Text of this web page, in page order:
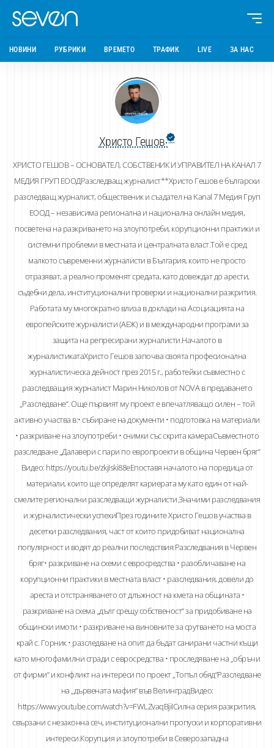
НОВИНИ РУБРИКИ ВРЕМЕТО ТРАФИК LIVE ЗА НАС
Христо Гешов
ХРИСТО ГЕШОВ – ОСНОВАТЕЛ, СОБСТВЕНИК И УПРАВИТЕЛ НА КАНАЛ 7
МЕДИЯ ГРУП ЕООДРазследващ журналист**Христо Гешов е български
разследващ журналист, общественик и създател на Kanal 7 Медия Груп
ЕООД – независима регионална и национална онлайн медия,
посветена на разкриването на злоупотреби, корупционни практики и
системни проблеми в местната и централната власт.Той е сред
малкото съвременни журналисти в България, които не просто
отразяват, а реално променят средата, като довеждат до арести,
съдебни дела, институционални проверки и национални разкрития.
Работата му многократно влиза в доклади на Асоциацията на
европейските журналисти (АЕЖ) и в международни програми за
защита на репресирани журналисти.Началото в
журналистикатаХристо Гешов започва своята професионална
журналистическа дейност през 2015 г., работейки съвместно с
разследващия журналист Марин Николов от NOVA в предаването
„Разследване“. Още първият му проект е впечатляващо силен – той
активно участва в:• събиране на документи • подготовка на материали
• разкриване на злоупотреби • снимки със скрита камераСъвместното
разследване „Далавери с пари по европроекти в община Червен бряг“
Видео: https://youtu.be/zkjIski88eEпоставя началото на поредица от
материали, които ще определят кариерата му като един от най-
смелите регионални разследващи журналисти.Значими разследвания
и журналистически успехиПрез годините Христо Гешов участва в
десетки разследвания, част от които придобиват национална
популярност и водят до реални последствия:Разследвания в Червен
бряг• разкриване на схеми с евросредства • разобличаване на
корупционни практики в местната власт • разследвания, довели до
ареста и отстраняването от длъжност на кмета на общината •
разкриване на схема „дълг срещу собственост“ за придобиване на
общински имоти • разкриване на виновните за срутването на моста
край с. Горник • разследване на опит да бъдат санирани частни къщи
като многофамилни сгради с евросредства • проследяване на „обръчи
от фирми“ и конфликт на интереси по проект „Топъл обяд“Разследване
на „дървената мафия“ във ВелинградВидео:
https://www.youtube.com/watch?v=FWLZvaqBjiIСилна серия разкрития,
свързани с незаконна сеч, институционални пропуски и корпоративни
интереси.Корупция и злоупотреби в Северозападна